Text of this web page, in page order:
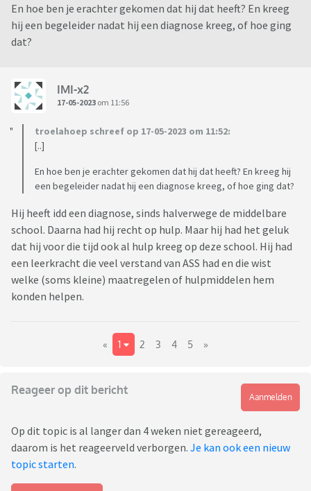
En hoe ben je erachter gekomen dat hij dat heeft? En kreeg
hij een begeleider nadat hij een diagnose kreeg, of hoe ging
dat?
IMI-x2
17-05-2023 om 11:56
troelahoep schreef op 17-05-2023 om 11:52:
[..]
En hoe ben je erachter gekomen dat hij dat heeft? En kreeg hij
een begeleider nadat hij een diagnose kreeg, of hoe ging dat?
Hij heeft idd een diagnose, sinds halverwege de middelbare
school. Daarna had hij recht op hulp. Maar hij had het geluk
dat hij voor die tijd ook al hulp kreeg op deze school. Hij had
een leerkracht die veel verstand van ASS had en die wist
welke (soms kleine) maatregelen of hulpmiddelen hem
konden helpen.
« 1 2 3 4 5 »
Reageer op dit bericht
Aanmelden
Op dit topic is al langer dan 4 weken niet gereageerd,
daarom is het reageerveld verborgen. Je kan ook een nieuw
topic starten.